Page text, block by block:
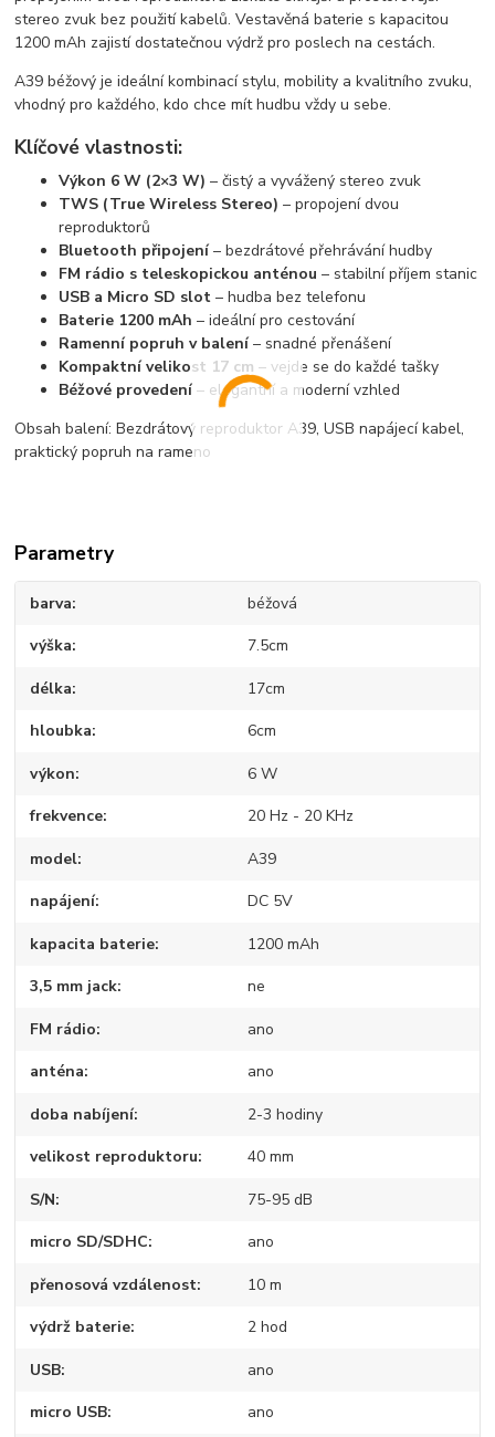
stereo zvuk bez použití kabelů. Vestavěná baterie s kapacitou
1200 mAh zajistí dostatečnou výdrž pro poslech na cestách.
A39 béžový je ideální kombinací stylu, mobility a kvalitního zvuku,
vhodný pro každého, kdo chce mít hudbu vždy u sebe.
Klíčové vlastnosti:
Výkon 6 W (2×3 W) – čistý a vyvážený stereo zvuk
TWS (True Wireless Stereo) – propojení dvou
reproduktorů
Bluetooth připojení– bezdrátové přehrávání hudby
FM rádio s teleskopickou anténou – stabilní příjem stanic
USB a Micro SD slot – hudba bez telefonu
Baterie 1200 mAh – ideální pro cestování
Ramenní popruh v balení– snadné přenášení
Kompaktní velikost 17 cm – vejde se do každé tašky
Béžové provedení – elegantní a moderní vzhled
Obsah balení:Bezdrátový reproduktor A39, USB napájecí kabel,
praktický popruh na rameno
Parametry
barva béžová
výška 7.5cm
délka 17cm
hloubka 6cm
výkon 6 W
frekvence 20 Hz - 20 KHz
model A39
napájení DC 5V
kapacita baterie 1200 mAh
3,5 mm jack ne
FM rádio ano
anténa ano
doba nabíjení 2-3 hodiny
velikost reproduktoru 40 mm
S/N 75-95 dB
micro SD/SDHC ano
přenosová vzdálenost 10 m
výdrž baterie 2 hod
USB ano
micro USB ano